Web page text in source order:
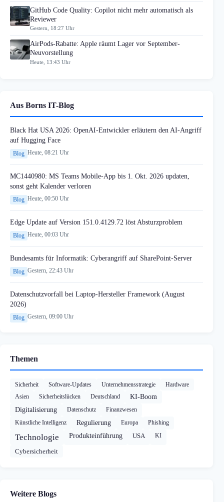
GitHub Code Quality: Copilot nicht mehr automatisch als
Reviewer
Gestern, 18:27 Uhr
AirPods-Rabatte: Apple räumt Lager vor September-
Neuvorstellung
Heute, 13:43 Uhr
Aus Borns IT-Blog
Black Hat USA 2026: OpenAI-Entwickler erläutern den AI-Angriff
auf Hugging Face
Blog Heute, 08:21 Uhr
MC1440980: MS Teams Mobile-App bis 1. Okt. 2026 updaten,
sonst geht Kalender verloren
Blog Heute, 00:50 Uhr
Edge Update auf Version 151.0.4129.72 löst Absturzproblem
Blog Heute, 00:03 Uhr
Bundesamts für Informatik: Cyberangriff auf SharePoint-Server
Blog Gestern, 22:43 Uhr
Datenschutzvorfall bei Laptop-Hersteller Framework (August
2026)
Blog Gestern, 09:00 Uhr
Themen
Sicherheit Software-Updates Unternehmensstrategie
Hardware
Asien
Sicherheitslücken Deutschland
KI-Boom
Digitalisierung
Datenschutz
Finanzwesen
Künstliche Intelligenz
Regulierung Europa Phishing
Technologie Produkteinführung USA KI
Cybersicherheit
Weitere Blogs